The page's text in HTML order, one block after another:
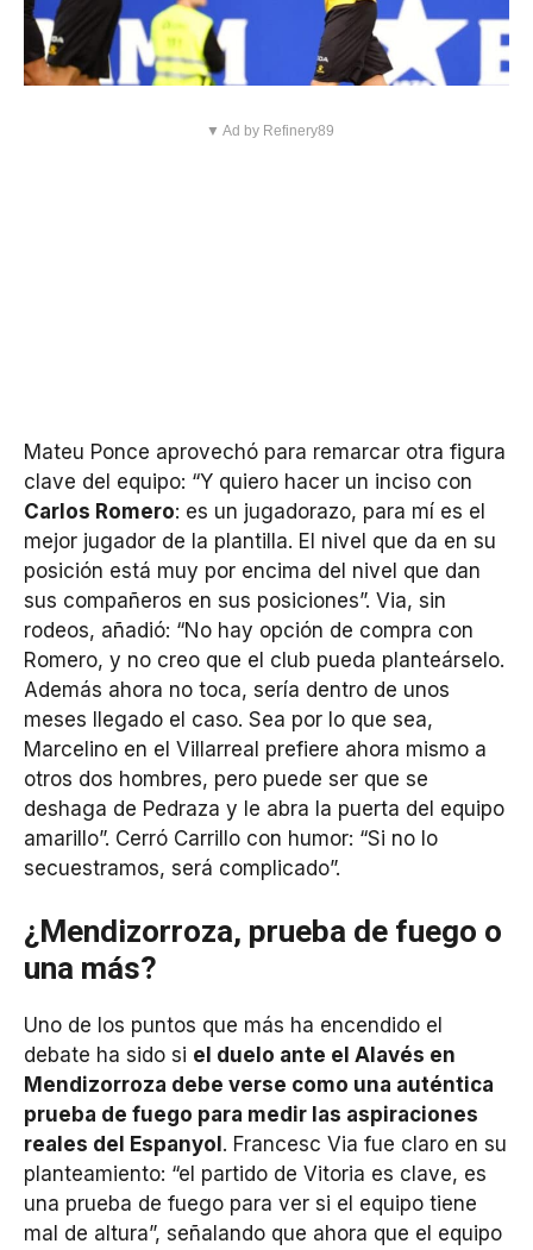
▼ Ad by Refinery89
Mateu Ponce aprovechó para remarcar otra figura
clave del equipo: “Y quiero hacer un inciso con
Carlos Romero: es un jugadorazo, para mí es el
mejor jugador de la plantilla. El nivel que da en su
posición está muy por encima del nivel que dan
sus compañeros en sus posiciones”. Via, sin
rodeos, añadió: “No hay opción de compra con
Romero, y no creo que el club pueda planteárselo.
Además ahora no toca, sería dentro de unos
meses llegado el caso. Sea por lo que sea,
Marcelino en el Villarreal prefiere ahora mismo a
otros dos hombres, pero puede ser que se
deshaga de Pedraza y le abra la puerta del equipo
amarillo”. Cerró Carrillo con humor: “Si no lo
secuestramos, será complicado”.
¿Mendizorroza, prueba de fuego o
una más?
Uno de los puntos que más ha encendido el
debate ha sido si el duelo ante el Alavés en
Mendizorroza debe verse como una auténtica
prueba de fuego para medir las aspiraciones
reales del Espanyol . Francesc Via fue claro en su
planteamiento: “el partido de Vitoria es clave, es
una prueba de fuego para ver si el equipo tiene
mal de altura”, señalando que ahora que el equipo